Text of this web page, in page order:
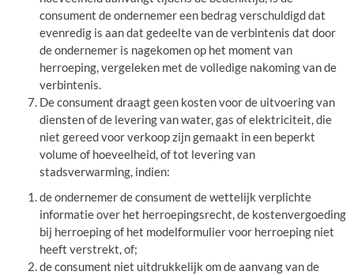
consument de ondernemer een bedrag verschuldigd dat
evenredig is aan dat gedeelte van de verbintenis dat door
de ondernemer is nagekomen op het moment van
herroeping, vergeleken met de volledige nakoming van de
verbintenis.
De consument draagt geen kosten voor de uitvoering van
diensten of de levering van water, gas of elektriciteit, die
niet gereed voor verkoop zijn gemaakt in een beperkt
volume of hoeveelheid, of tot levering van
stadsverwarming, indien:
de ondernemer de consument de wettelijk verplichte
informatie over het herroepingsrecht, de kostenvergoeding
bij herroeping of het modelformulier voor herroeping niet
heeft verstrekt, of;
de consument niet uitdrukkelijk om de aanvang van de